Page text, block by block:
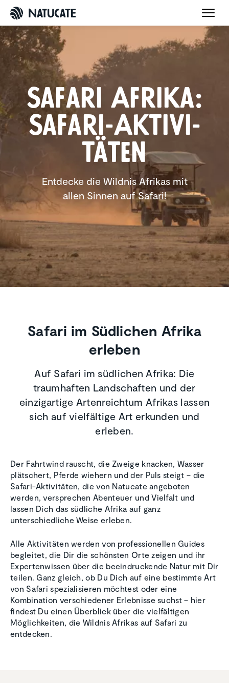
Safari Afrika:
Safari-Aktivi­
täten
Entdecke die Wildnis Afrikas mit
allen Sinnen auf Safari!
Safari im Südlichen Afrika
erleben
Auf Safari im südlichen Afrika: Die
traumhaften Landschaften und der
einzigartige Artenreichtum Afrikas lassen
sich auf vielfältige Art erkunden und
erleben.
Der Fahrtwind rauscht, die Zweige knacken, Wasser
plätschert, Pferde wiehern und der Puls steigt – die
Safari-Aktivitäten, die von Natucate angeboten
werden, versprechen Abenteuer und Vielfalt und
lassen Dich das südliche Afrika auf ganz
unterschiedliche Weise erleben.
Alle Aktivitäten werden von professionellen Guides
begleitet, die Dir die schönsten Orte zeigen und ihr
Expertenwissen über die beeindruckende Natur mit Dir
teilen. Ganz gleich, ob Du Dich auf eine bestimmte Art
von Safari spezialisieren möchtest oder eine
Kombination verschiedener Erlebnisse suchst – hier
findest Du einen Überblick über die vielfältigen
Möglichkeiten, die Wildnis Afrikas auf Safari zu
entdecken.